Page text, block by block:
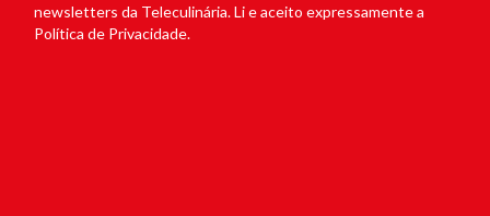
newsletters da Teleculinária. Li e aceito expressamente a
Política de Privacidade.